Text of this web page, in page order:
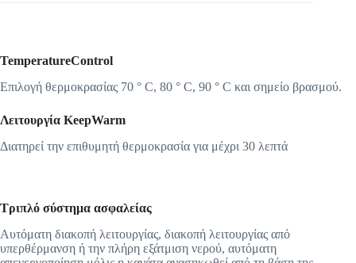
TemperatureControl
Επιλογή θερμοκρασίας 70 ° C, 80 ° C, 90 ° C και σημείο βρασμού.
Λειτουργία KeepWarm
Διατηρεί την επιθυμητή θερμοκρασία για μέχρι 30 λεπτά
Τριπλό σύστημα ασφαλείας
Αυτόματη διακοπή λειτουργίας, διακοπή λειτουργίας από
υπερθέρμανση ή την πλήρη εξάτμιση νερού, αυτόματη